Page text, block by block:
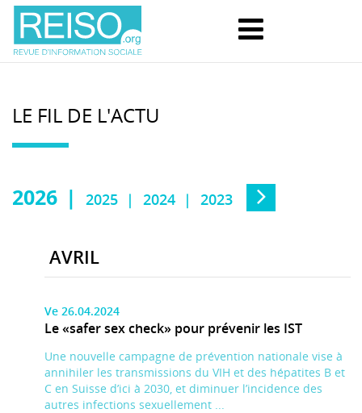
LE FIL DE L'ACTU
2026 2025 2024 2023
AVRIL
Ve 26.04.2024
Le «safer sex check» pour prévenir les IST
Une nouvelle campagne de prévention nationale vise à
annihiler les transmissions du VIH et des hépatites B et
C en Suisse d’ici à 2030, et diminuer l’incidence des
autres infections sexuellement ...